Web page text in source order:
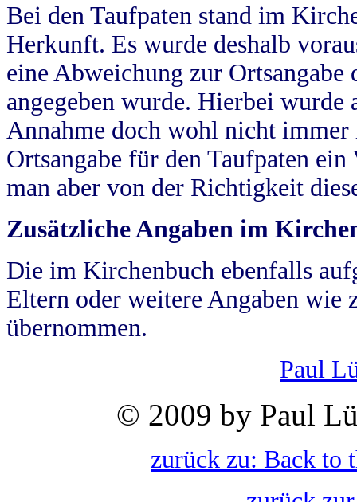
Bei den Taufpaten stand im
Herkunft. Es wurde deshalb
eine Abweichung zur
angegeben wurde. Hierbei wurde
Annahme doch wohl nicht
Ortsangabe für den Taufpaten
man aber von der Richtigkeit
Zusätzliche Angaben im
Die im Kirchenbuch ebenfalls
Eltern oder weitere Angaben wie
übernommen.
Paul
© 2009 by Paul
zurück zu: Back to